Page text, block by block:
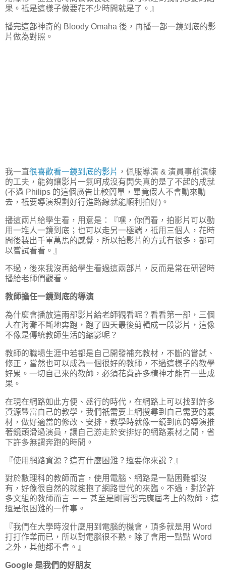
果。祇是這樣子做要花不少時間就是了。』
播完這部神奇的 Bloody Omaha 後，再播一部一鏡到底的影
片做為對照。
我一直很喜歡看一鏡到底的影片 ，佩服導演 & 演員事前演練
的工夫，能夠讓影片一氣呵成沒有閃失真的是了不起的成就
(不過 Philips 的這個廣告比較簡單，畢竟假人不會動來動
去，祇要導演規劃好行進路線就能順利拍好)。
播這兩片給學生看，用意是：『嘿，你們看，拍影片可以動
用一堆人一鏡到底；也可以走另一極端，祇用三個人，花時
間後製出千軍萬馬的感覺，所以拍影片的方式有很多，都可
以嘗試看看。』
不過，後來我沒再給學生看過這兩部片，反而是常在研習時
播給老師們觀看。
教師擔任一鏡到底的導演
為什麼會播放這兩部影片給老師觀看呢？看看第一部，三個
人在海灘不斷地奔跑，跑了四天最後剪輯成一段影片，這像
不像是傳統教師生活的縮影呢？
教師的職場生涯中若都是自己開發補充教材，不斷的嘗試、
修正，當然也可以成為一個很好的教師，不過這樣子的教學
好累。一切自己來的教師，必須花費許多精神才能有一些成
果。
在現在網路如此方便、盛行的時代，在網路上可以找到許多
資源豐富自己的教學，我們祇需要上網搜尋到自己需要的素
材，做好適當的修改、安排，教學時就像一鏡到底的導演推
著鏡頭滑過演員，讓自己游走於安排好的網路素材之間，省
下許多無謂奔跑的時間。
『使用網路資源？這有什麼困難？還要你來說？』
對於數理科的教師而言，使用電腦、網路是一點困難都沒
有，好像很自然的就擁抱了網路世代的來臨。不過，對於許
多文組的教師而言 －－ 甚至是剛實習完應屆考上的教師，這
還是很困難的一件事。
『我們在大學時沒什麼用到電腦的機會，頂多就是用 Word
打打作業而已，所以對電腦很不熟。除了會用一點點 Word
之外，其他都不會。』
Google 是我們的好朋友